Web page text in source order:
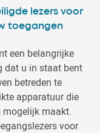
lezers voor
toegangen
een belangrijke
dat u in staat bent
betreden te
apparatuur die
mogelijk maakt.
voor